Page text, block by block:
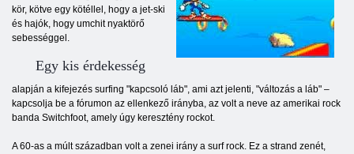
kör, kötve egy kötéllel, hogy a jet-ski
és hajók, hogy umchit nyaktörő
sebességgel.
Egy kis érdekesség
alapján a kifejezés surfing "kapcsoló láb", ami azt jelenti, "változás a láb" –
kapcsolja be a fórumon az ellenkező irányba, az volt a neve az amerikai rock
banda Switchfoot, amely úgy keresztény rockot.
A 60-as a múlt században volt a zenei irány a surf rock. Ez a strand zenét,